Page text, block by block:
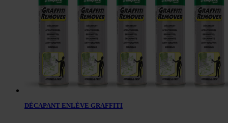
DÉCAPANT ENLÈVE GRAFFITI